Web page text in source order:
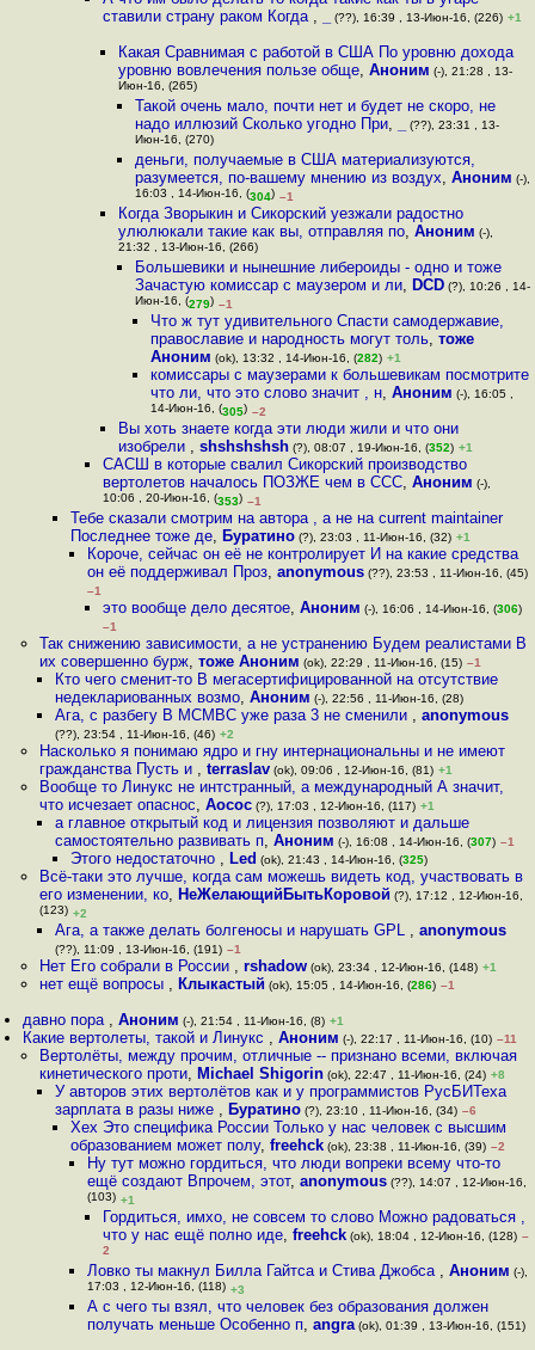
ставили страну раком Когда , (??), 16:39 , 13-Июн-16, (226) +1
Какая Сравнимая с работой в США По уровню дохода
уровню вовлечения пользе обще,Аноним (-), 21:28 , 13-
Июн-16, (265)
Такой очень мало, почти нет и будет не скоро, не
надо иллюзий Сколько угодно При, (??), 23:31 , 13-
Июн-16, (270)
деньги, получаемые в США материализуются,
разумеется, по-вашему мнению из воздух, Аноним (-),
16:03 , 14-Июн-16, (304) –1
Когда Зворыкин и Сикорский уезжали радостно
улюлюкали такие как вы, отправляя по,Аноним (-),
21:32 , 13-Июн-16, (266)
Большевики и нынешние либероиды - одно и тоже
Зачастую комиссар с маузером и ли, DCD(?), 10:26 , 14-
Июн-16, (279) –1
Что ж тут удивительного Спасти самодержавие,
православие и народность могут толь, тоже
Аноним (ok), 13:32 , 14-Июн-16, (282) +1
комиссары с маузерами к большевикам посмотрите
что ли, что это слово значит , н, Аноним (-), 16:05 ,
14-Июн-16, (305) –2
Вы хоть знаете когда эти люди жили и что они
изобрели ,shshshshsh (?), 08:07 , 19-Июн-16, (352) +1
САСШ в которые свалил Сикорский производство
вертолетов началось ПОЗЖЕ чем в ССС, Аноним (-),
10:06 , 20-Июн-16, (353) –1
Тебе сказали смотрим на автора , а не на current maintainer
Последнее тоже де, Буратино (?), 23:03 , 11-Июн-16, (32) +1
Короче, сейчас он её не контролирует И на какие средства
он её поддерживал Проз, anonymous(??), 23:53 , 11-Июн-16, (45)
–1
это вообще дело десятое, Аноним (-), 16:06 , 14-Июн-16, (306)
–1
Так снижению зависимости, а не устранению Будем реалистами В
их совершенно бурж, тоже Аноним (ok), 22:29 , 11-Июн-16, (15) –1
Кто чего сменит-то В мегасертифицированной на отсутствие
недеклариованных возмо, Аноним (-), 22:56 , 11-Июн-16, (28)
Ага, с разбегу В МСМВС уже раза 3 не сменили , anonymous
(??), 23:54 , 11-Июн-16, (46) +2
Насколько я понимаю ядро и гну интернациональны и не имеют
гражданства Пусть и , terraslav(ok), 09:06 , 12-Июн-16, (81) +1
Вообще то Линукс не интстранный, а международный А значит,
что исчезает опаснос, Аосос(?), 17:03 , 12-Июн-16, (117) +1
а главное открытый код и лицензия позволяют и дальше
самостоятельно развивать п, Аноним (-), 16:08 , 14-Июн-16, (307) –1
Этого недостаточно , Led (ok), 21:43 , 14-Июн-16, (325)
Всё-таки это лучше, когда сам можешь видеть код, участвовать в
его изменении, ко, НеЖелающийБытьКоровой (?), 17:12 , 12-Июн-16,
(123) +2
Ага, а также делать болгеносы и нарушать GPL , anonymous
(??), 11:09 , 13-Июн-16, (191) –1
Нет Его собрали в России , rshadow(ok), 23:34 , 12-Июн-16, (148) +1
нет ещё вопросы , Клыкастый (ok), 15:05 , 14-Июн-16, (286) –1
давно пора ,Аноним (-), 21:54 , 11-Июн-16, (8) +1
Какие вертолеты, такой и Линукс ,Аноним (-), 22:17 , 11-Июн-16, (10) –11
Вертолёты, между прочим, отличные -- признано всеми, включая
кинетического проти, Michael Shigorin(ok), 22:47 , 11-Июн-16, (24) +8
У авторов этих вертолётов как и у программистов РусБИТеха
зарплата в разы ниже , Буратино(?), 23:10 , 11-Июн-16, (34) –6
Хех Это специфика России Только у нас человек с высшим
образованием может полу,freehck (ok), 23:38 , 11-Июн-16, (39) –2
Ну тут можно гордиться, что люди вопреки всему что-то
ещё создают Впрочем, этот, anonymous(??), 14:07 , 12-Июн-16,
(103) +1
Гордиться, имхо, не совсем то слово Можно радоваться ,
что у нас ещё полно иде, freehck(ok), 18:04 , 12-Июн-16, (128) –
2
Ловко ты макнул Билла Гайтса и Стива Джобса , Аноним (-),
17:03 , 12-Июн-16, (118) +3
А с чего ты взял, что человек без образования должен
получать меньше Особенно п, angra(ok), 01:39 , 13-Июн-16, (151)